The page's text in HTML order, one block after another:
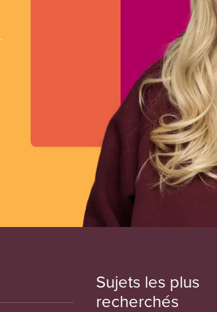
Sujets les plus
recherchés